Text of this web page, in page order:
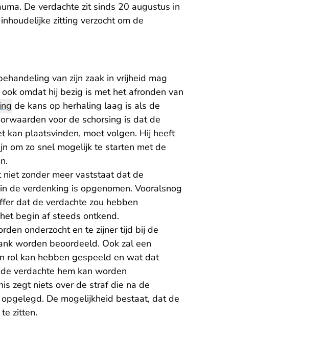
De verdachte zit sinds 20 augustus in
zitting verzocht om de
van zijn zaak in vrijheid mag
omdat hij bezig is met het afronden van
de kans op herhaling laag is als de
voor de schorsing is dat de
kan plaatsvinden, moet volgen. Hij heeft
om zo snel mogelijk te starten met de
zonder meer vaststaat dat de
de verdenking is opgenomen. Vooralsnog
dat de verdachte zou hebben
begin af steeds ontkend.
onderzocht en te zijner tijd bij de
worden beoordeeld. Ook zal een
rol kan hebben gespeeld en wat dat
verdachte hem kan worden
zegt niets over de straf die na de
De mogelijkheid bestaat, dat de
zitten.